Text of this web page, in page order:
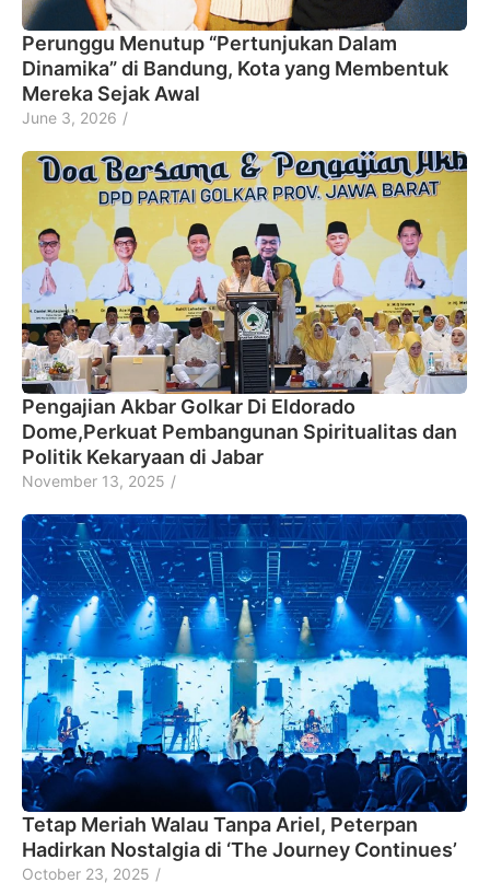
Perunggu Menutup “Pertunjukan Dalam
Dinamika” di Bandung, Kota yang Membentuk
Mereka Sejak Awal
June 3, 2026 /
Pengajian Akbar Golkar Di Eldorado
Dome,Perkuat Pembangunan Spiritualitas dan
Politik Kekaryaan di Jabar
November 13, 2025 /
Tetap Meriah Walau Tanpa Ariel, Peterpan
Hadirkan Nostalgia di ‘The Journey Continues’
October 23, 2025 /